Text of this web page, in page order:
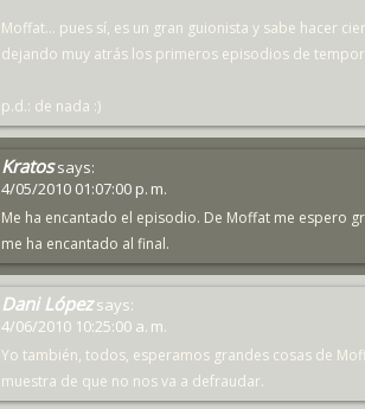
Moffat... pues sí, es un gran guionista y sabe hacer
dejando muy atrás los primeros episodios de
p.d.: de nada :)
Kratos says:
4/05/2010 01:07:00 p. m.
Me ha encantado el episodio. De Moffat me espero
me ha encantado al final.
Dani López says:
4/06/2010 10:25:00 a. m.
Yo también, todos, esperamos grandes cosas de
muestra de que no nos va a defraudar.